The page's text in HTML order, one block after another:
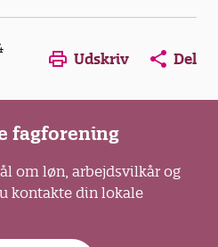
Opens in a new window
Opens in a new
Opens in
Udskriv Del
fagforening
om løn, arbejdsvilkår og
kontakte din lokale